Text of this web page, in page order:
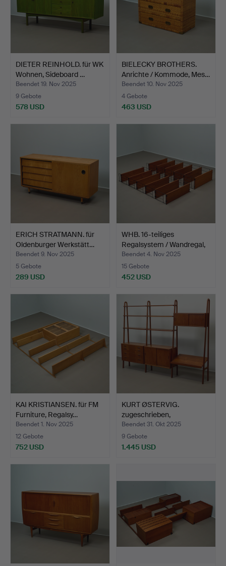
DIETER REINHOLD. für WK
Wohnen, Sideboard …
Beendet 19. Nov 2025
9 Gebote
578 USD
BIELECKY BROTHERS.
Anrichte / Kommode, Mes…
Beendet 10. Nov 2025
4 Gebote
463 USD
ERICH STRATMANN. für
Oldenburger Werkstätt…
Beendet 9. Nov 2025
5 Gebote
289 USD
WHB. 16-teiliges
Regalsystem / Wandregal,
…
Beendet 4. Nov 2025
15 Gebote
452 USD
KAI KRISTIANSEN. für FM
Furniture, Regalsy…
Beendet 1. Nov 2025
12 Gebote
752 USD
KURT ØSTERVIG.
zugeschrieben,
Wandregalsys…
Beendet 31. Okt 2025
9 Gebote
1.445 USD